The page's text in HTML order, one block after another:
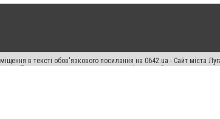
в тексті обов'язкового посилання на 0642.ua - Сайт міста
Порушення виняткових прав переслідується Законом.